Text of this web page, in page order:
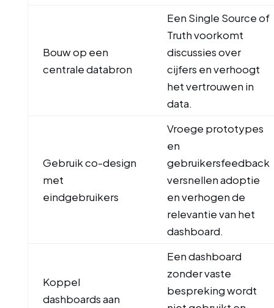
Bouw op een
centrale databron
Een Single Source of
Truth voorkomt
discussies over
cijfers en verhoogt
het vertrouwen in
data.
Gebruik co-design
met
eindgebruikers
Vroege prototypes
en
gebruikersfeedback
versnellen adoptie
en verhogen de
relevantie van het
dashboard.
Koppel
dashboards aan
Een dashboard
zonder vaste
bespreking wordt